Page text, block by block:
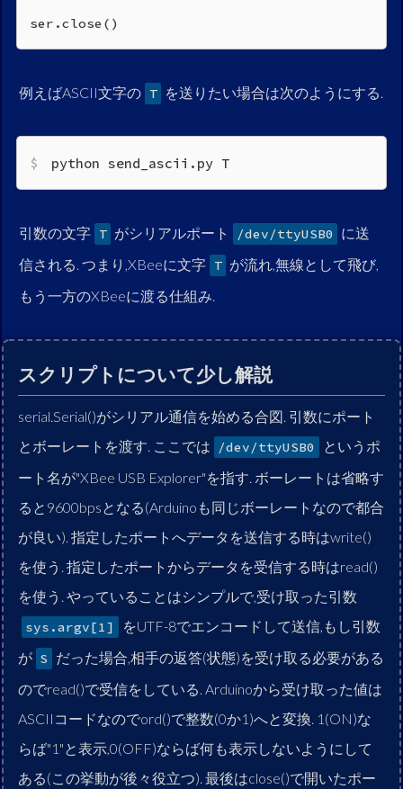
ser.close()
例えばASCII文字の T を送りたい場合は次のようにする.
python send_ascii.py T
引数の文字 T がシリアルポート /dev/ttyUSB0 に送
信される. つまり,XBeeに文字 T が流れ,無線として飛び,
もう一方のXBeeに渡る仕組み.
スクリプトについて少し解説
serial.Serial()がシリアル通信を始める合図. 引数にポート
とボーレートを渡す. ここでは
/dev/ttyUSB0
というポ
ート名が"XBee USB Explorer"を指す. ボーレートは省略す
ると9600bpsとなる(Arduinoも同じボーレートなので都合
が良い). 指定したポートへデータを送信する時はwrite()
を使う. 指定したポートからデータを受信する時はread()
を使う. やっていることはシンプルで,受け取った引数
sys.argv[1]
をUTF-8でエンコードして送信,もし引数
が S
だった場合,相手の返答(状態)を受け取る必要がある
のでread()で受信をしている. Arduinoから受け取った値は
ASCIIコードなのでord()で整数(0か1)へと変換. 1(ON)な
らば"1"と表示,0(OFF)ならば何も表示しないようにして
ある(この挙動が後々役立つ). 最後はclose()で開いたポー